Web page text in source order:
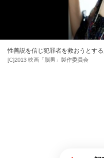
性善説を信じ犯罪者を救おうとす
[C]2013 映画「脳男」製作委員会